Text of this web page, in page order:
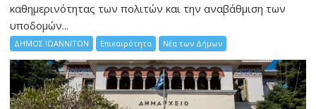
καθημερινότητας των πολιτών και την αναβάθμιση των
υποδομών...
ΔΗΜΟΣ ΙΩΑΝΝΙΤΩΝ Επικαιρότητα Νέα των Δήμων